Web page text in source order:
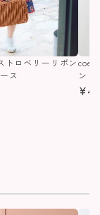
トロベリーリボン
ス
ンピ
¥